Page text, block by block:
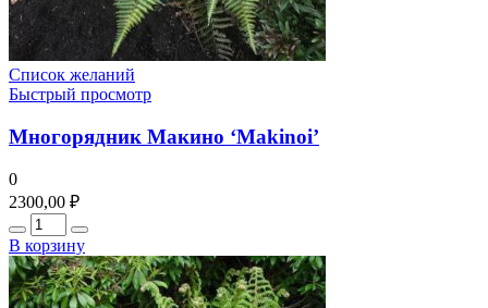
Список желаний
Быстрый просмотр
Многорядник Макино ‘Makinoi’
0
2300,00 ₽
Количество
В корзину